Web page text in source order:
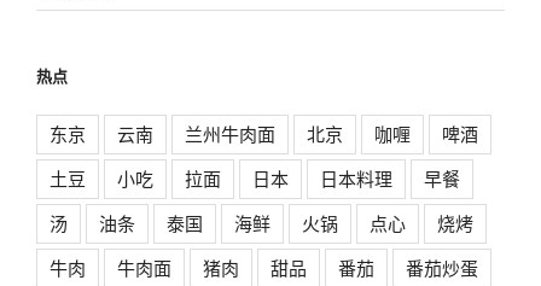
热点
东京 云南 兰州牛肉面 北京 咖喱
啤酒
土豆
小吃 拉面 日本 日本料理
早餐
汤
油条 泰国 海鲜 火锅 点心
烧烤
牛肉
牛肉面 猪肉 甜品 番茄
番茄炒蛋